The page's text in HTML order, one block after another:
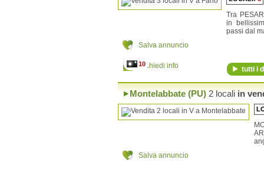
Tra
in
passi dal
10
tutti i
Salva annuncio
Richiedi info
Montelabbate (PU) 2 locali in
Salva annuncio